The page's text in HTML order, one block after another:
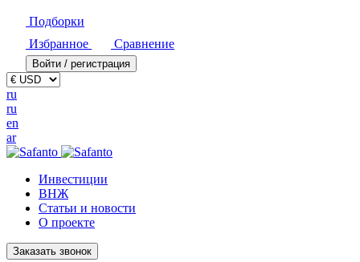
Подборки
Избранное
Сравнение
Войти / регистрация
ru
ru
en
ar
Инвестиции
ВНЖ
Статьи и новости
О проекте
Заказать звонок